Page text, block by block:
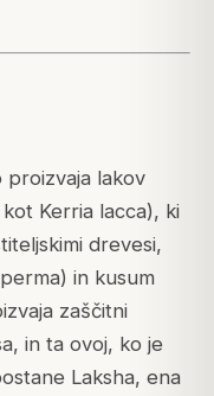
proizvaja lakov
Kerria lacca), ki
drevesi,
) in kusum
zaščitni
in ta ovoj, ko je
Laksha, ena